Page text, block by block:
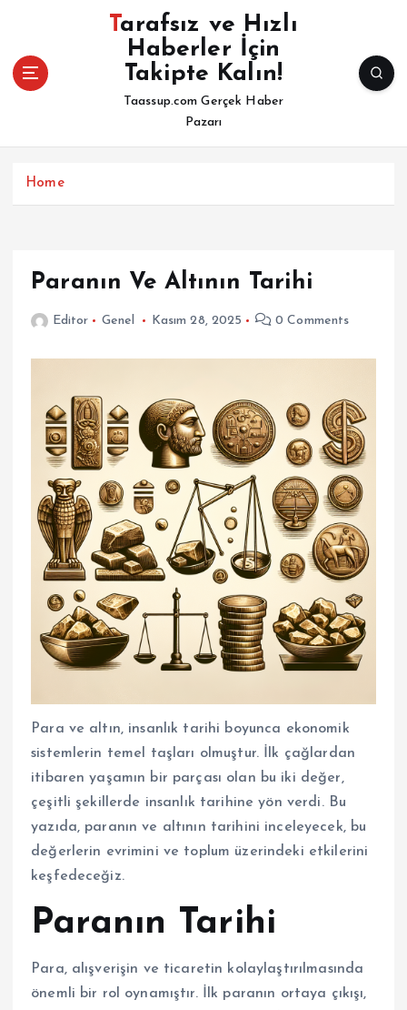
Tarafsız ve Hızlı
Haberler İçin
Takipte Kalın!
Taassup.com Gerçek Haber
Pazarı
Home
Paranın Ve Altının Tarihi
Editor Genel Kasım 28, 2025 0 Comments
Para ve altın, insanlık tarihi boyunca ekonomik
sistemlerin temel taşları olmuştur. İlk çağlardan
itibaren yaşamın bir parçası olan bu iki değer,
çeşitli şekillerde insanlık tarihine yön verdi. Bu
yazıda, paranın ve altının tarihini inceleyecek, bu
değerlerin evrimini ve toplum üzerindeki etkilerini
keşfedeceğiz.
Paranın Tarihi
Para, alışverişin ve ticaretin kolaylaştırılmasında
önemli bir rol oynamıştır. İlk paranın ortaya çıkışı,